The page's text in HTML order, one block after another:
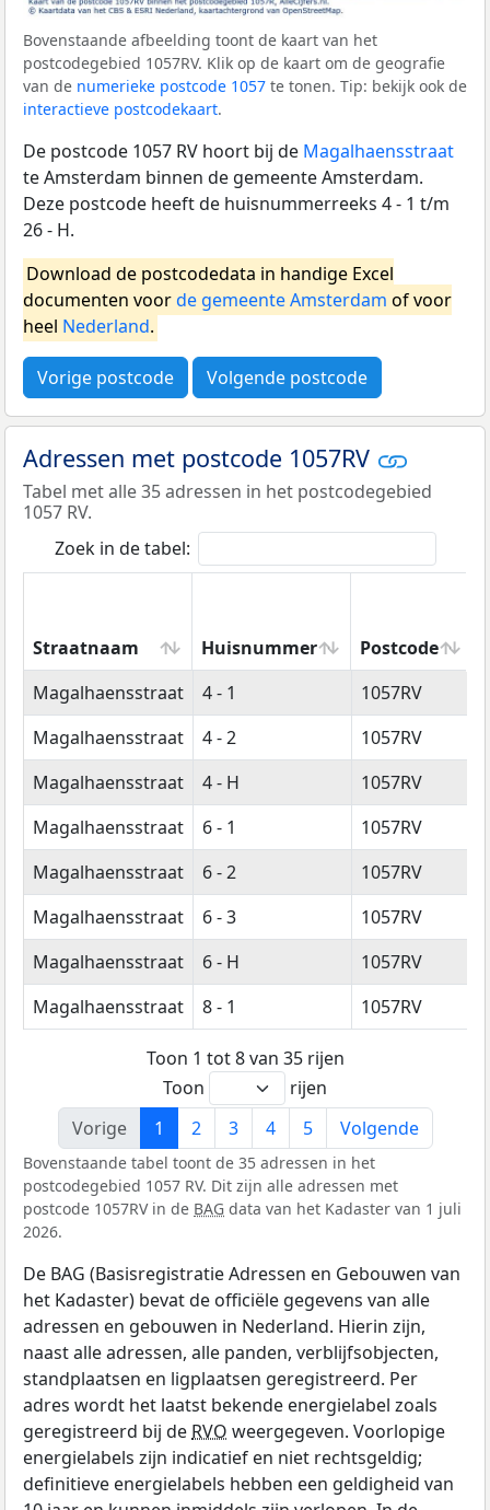
Bovenstaande afbeelding toont de kaart van het
postcodegebied 1057RV. Klik op de kaart om de geografie
van de numerieke postcode 1057 te tonen. Tip: bekijk ook de
interactieve postcodekaart.
De postcode 1057 RV hoort bij de Magalhaensstraat
te Amsterdam binnen de gemeente Amsterdam.
Deze postcode heeft de huisnummerreeks 4 - 1 t/m
26 - H.
Download de postcodedata in handige Excel
documenten voorde gemeente Amsterdam of voor
heel Nederland.
Vorige postcode Volgende postcode
Adressen met postcode 1057RV
Tabel met alle 35 adressen in het postcodegebied
1057 RV.
Zoek in de tabel:
Straatnaam Huisnummer Postcode
Straatnaam
Huisnummer Postcode
Magalhaensstraat 4 - 1 1057RV
Magalhaensstraat
4 - 2 1057RV
Magalhaensstraat
4 - H 1057RV
Magalhaensstraat
6 - 1 1057RV
Magalhaensstraat
6 - 2 1057RV
Magalhaensstraat
6 - 3 1057RV
Magalhaensstraat
6 - H 1057RV
Magalhaensstraat
8 - 1 1057RV
Toon 1 tot 8 van 35 rijen
Toon
rijen
Vorige
1 2 3 4 5 Volgende
Bovenstaande tabel toont de 35 adressen in het
postcodegebied 1057 RV. Dit zijn alle adressen met
postcode 1057RV in de BAG data van het Kadaster van 1 juli
2026.
De BAG (Basisregistratie Adressen en Gebouwen van
het Kadaster) bevat de officiële gegevens van alle
adressen en gebouwen in Nederland. Hierin zijn,
naast alle adressen, alle panden, verblijfsobjecten,
standplaatsen en ligplaatsen geregistreerd. Per
adres wordt het laatst bekende energielabel zoals
geregistreerd bij de RVO weergegeven. Voorlopige
energielabels zijn indicatief en niet rechtsgeldig;
definitieve energielabels hebben een geldigheid van